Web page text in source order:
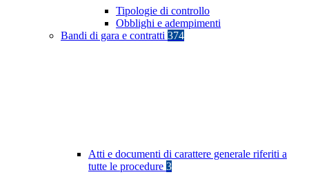
Tipologie di controllo
Obblighi e adempimenti
Bandi di gara e contratti 374
Atti e documenti di carattere generale riferiti a
tutte le procedure 3